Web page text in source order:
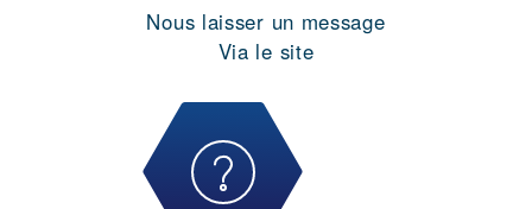
Nous laisser un message
Via le site